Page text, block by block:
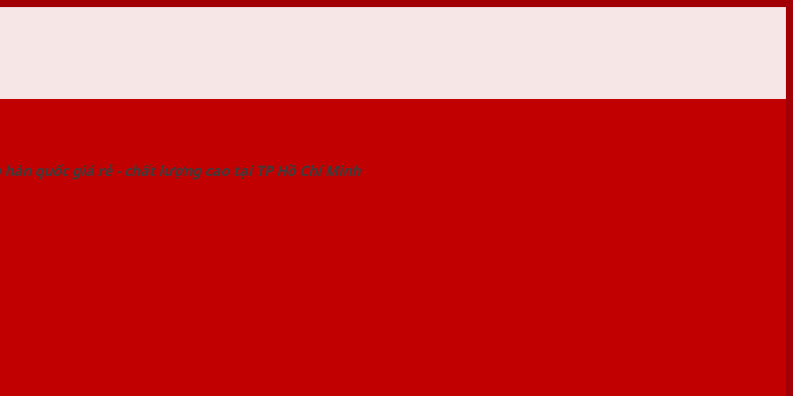
quốc giá rẻ - chất lượng cao tại TP Hồ Chí Minh